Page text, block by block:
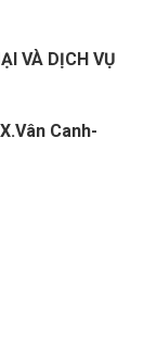
VÀ DỊCH VỤ
Canh-